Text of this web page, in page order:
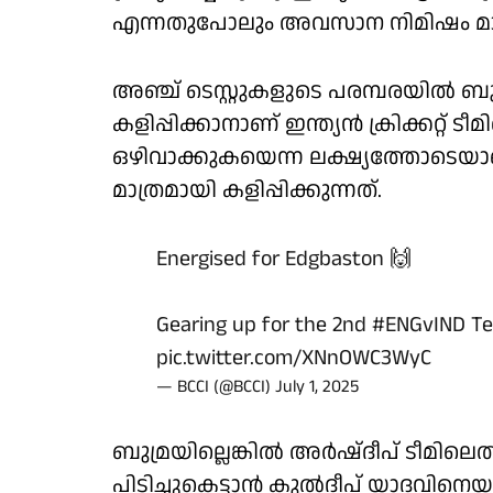
എന്നതുപോലും അവസാന നിമിഷം
അഞ്ച് ടെസ്റ്റുകളുടെ പരമ്പരയിൽ
കളിപ്പിക്കാനാണ് ഇന്ത്യൻ ക്രിക്കറ്റ്
ഒഴിവാക്കുകയെന്ന
മാത്രമായി കളിപ്പിക്കുന്നത്.
Energised for Edgbaston 🙌
Gearing up for the 2nd #ENGvIND
pic.twitter.com/XNnOWC3WyC
— BCCI (@BCCI) July 1, 2025
ബുമ്രയില്ലെങ്കില്‍ അര്‍ഷ്ദീപ്
പിടിച്ചുകെട്ടാന്‍ കുല്‍ദീപ്